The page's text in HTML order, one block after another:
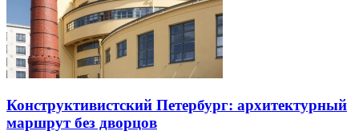
Конструктивистский Петербург: архитектурный
маршрут без дворцов